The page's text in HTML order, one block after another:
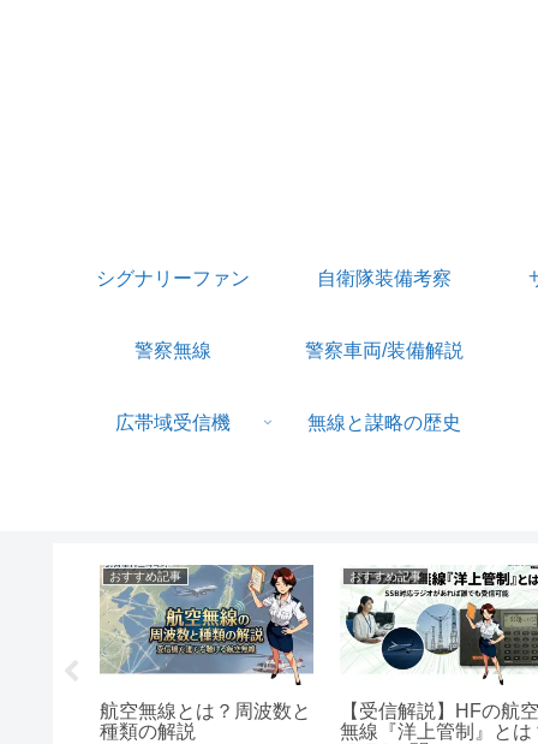
シグナリーファン 自衛隊装備考察
警察無線 警察車両/装備解説
広帯域受信機 無線と謀略の歴史
無線とエンターテイメント
北海道の落石無線送信所
は飛行船ツェッペリン伯
号やリンドバーグとも交
信した歴史的な無線局
おすすめ記事
おすすめハンディ広帯
受信機の機種比較